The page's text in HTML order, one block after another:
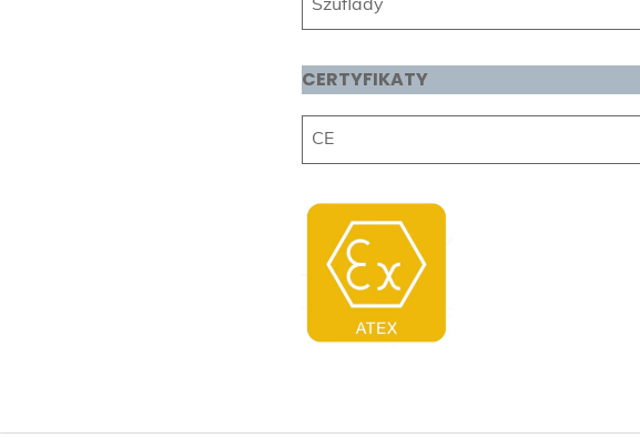
Szuflady
CERTYFIKATY
CE